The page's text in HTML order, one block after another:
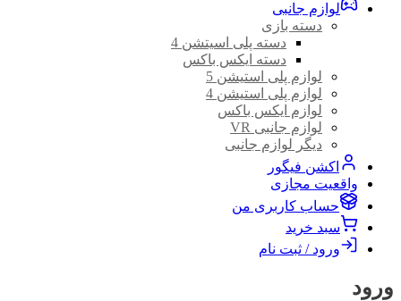
لوازم جانبی
دسته بازی
دسته پلی اسیتشن 4
دسته ایکس باکس
لوازم پلی استیشن 5
لوازم پلی استیشن 4
لوازم ایکس باکس
لوازم جانبی VR
دیگر لوازم جانبی
اکشن فیگور
واقعیت مجازی
حساب کاربری من
سبد خرید
ورود / ثبت نام
ورود